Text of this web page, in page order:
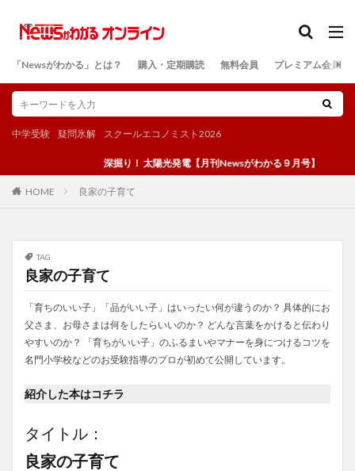
「Newsがわかる」とは？ 購入・定期購読 無料会員 プレミアム会員
中学受験 疑問氷解 スクールエコノミスト2026
深掘り！ 太陽光発電【月刊Newsがわかる９月号】
HOME 良家の子育て
TAG
良家の子育て
「育ちのいい子」「品がいい子」はいったい何が違うのか？ 具体的にお
父さま、お母さまは何をしたらいいのか？ どんな言葉をかけると伝わり
やすいのか？ 「育ちがいい子」のふるまいやマナーを身につけるコツを
名門小学校などのお受験指導のプロが初めて公開しています。
紹介した本はコチラ
タイトル：
良家の子育て
検索